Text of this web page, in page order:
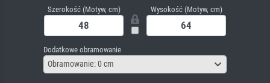
Szerokość (Motyw, cm) Wysokość (Motyw, cm)
Dodatkowe obramowanie
Obramowanie: 0 cm